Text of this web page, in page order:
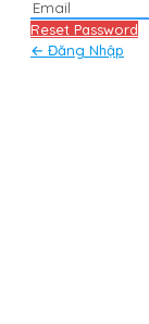
Reset Password
← Đăng Nhập